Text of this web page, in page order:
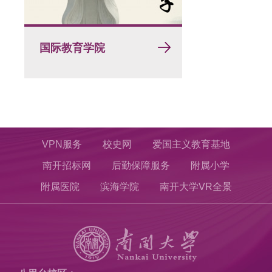
国际教育学院
VPN服务 校史网 爱国主义教育基地
南开招标网 后勤保障服务 附属小学
附属医院 滨海学院 南开大学VR全景